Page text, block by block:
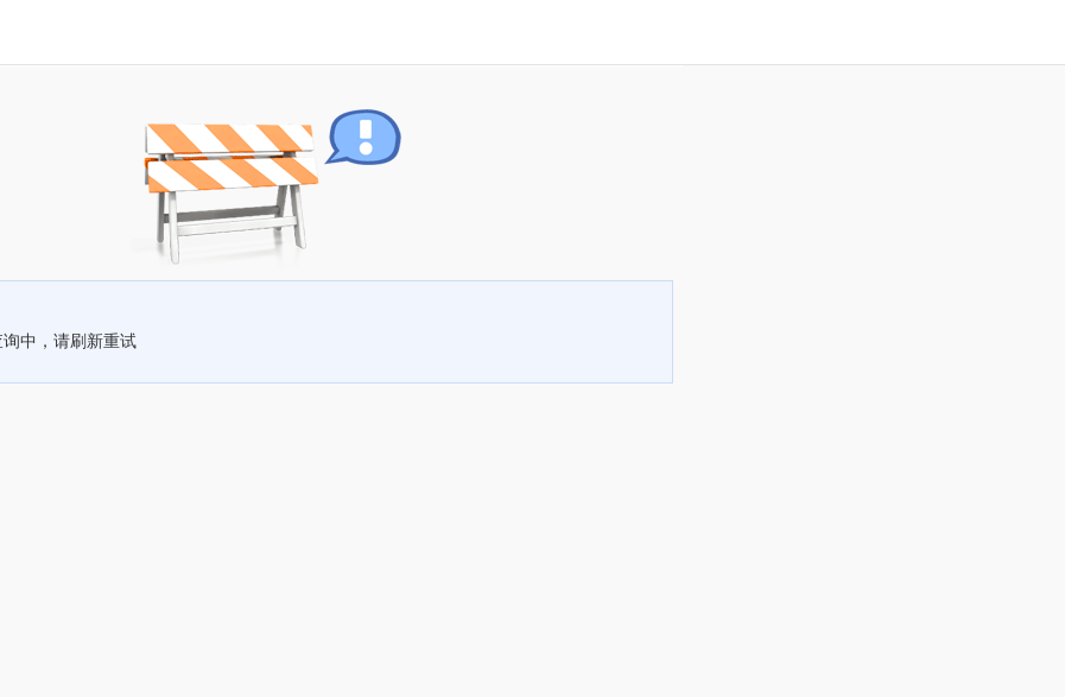
中，请刷新重试